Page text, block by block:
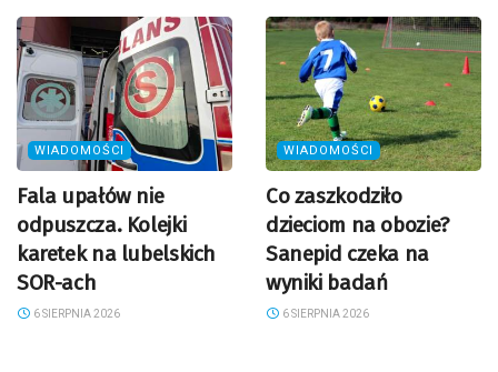
WIADOMOŚCI
Fala upałów nie
odpuszcza. Kolejki
karetek na lubelskich
SOR-ach
6 SIERPNIA 2026
WIADOMOŚCI
Co zaszkodziło
dzieciom na obozie?
Sanepid czeka na
wyniki badań
6 SIERPNIA 2026